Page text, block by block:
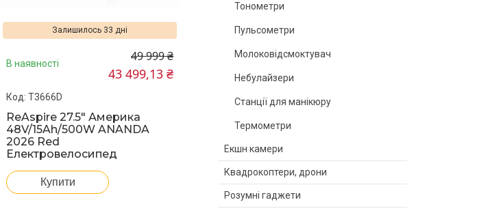
Тонометри
Пульсометри
Молоковідсмоктувач
Небулайзери
Станції для манікюру
Термометри
Екшн камери
Квадрокоптери, дрони
Розумні гаджети
Залишилось 33 дні
В наявності 49 999 ₴
43 499,13 ₴
T3666D
ReAspire 27.5" Америка
48V/15Ah/500W ANANDA
2026 Red
Електровелосипед
Купити